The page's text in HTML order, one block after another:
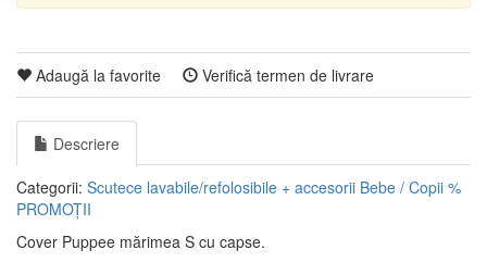
Adaugă la favorite Verifică termen de livrare
Descriere
Categorii: Scutece lavabile/refolosibile + accesorii Bebe / Copii %
PROMOȚII
Cover Puppee mărimea S cu capse.